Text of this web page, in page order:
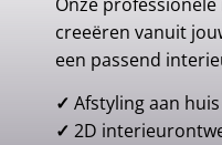
creeëren vanuit
een passend
✓ Afstyling aan huis
✓ 2D